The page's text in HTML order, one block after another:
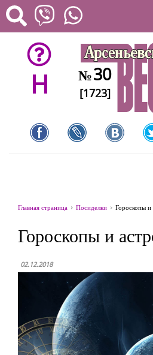
H №30
[1723]
Главная страница Посиделки Гороскопы и
Гороскопы и
02.12.2018